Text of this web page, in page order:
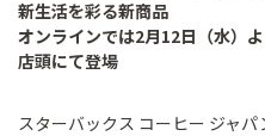
新生活を彩る新商品
オンラインでは2月12日（水）
店頭にて登場
スターバックス コーヒー ジャ